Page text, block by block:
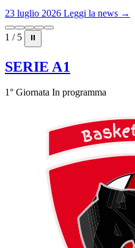
23 luglio 2026 Leggi la news →
1 / 5 ⏸
SERIE A1
1° Giornata In programma